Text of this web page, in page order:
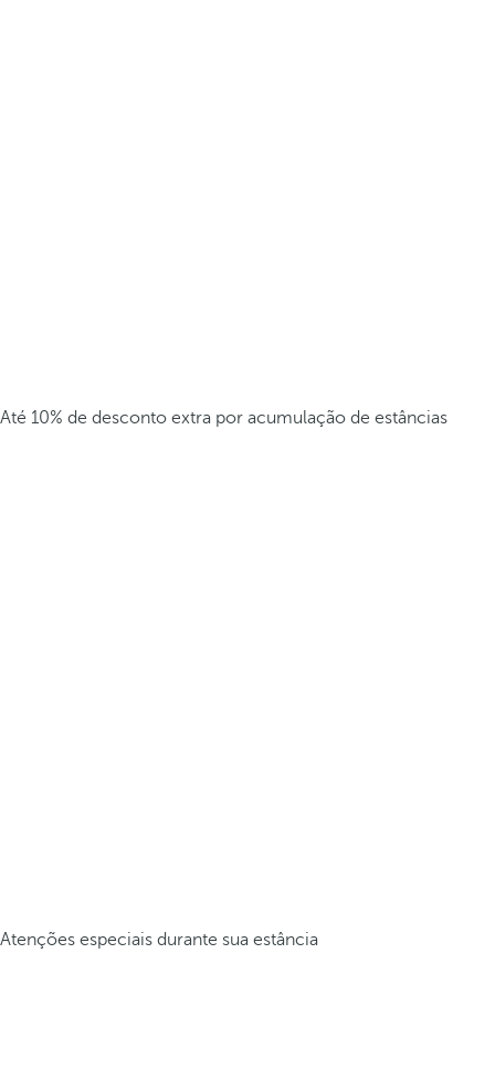
Até 10% de desconto extra por acumulação de estâncias
Atenções especiais durante sua estância